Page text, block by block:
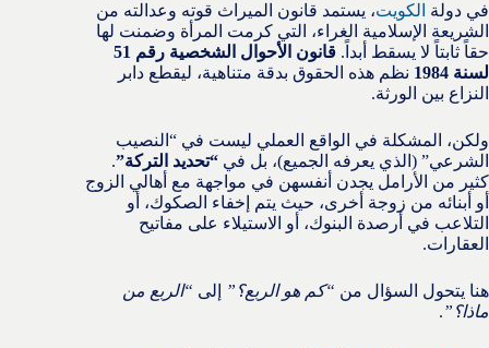
في دولة الكويت، يستمد قانون الميراث قوته وعدالته من
الشريعة الإسلامية الغراء، التي كرمت المرأة وضمنت لها
حقاً ثابتاً لا يسقط أبداً.
قانون الأحوال الشخصية رقم 51
لسنة 1984
نظم هذه الحقوق بدقة متناهية، ليقطع دابر
النزاع بين الورثة.
ولكن، المشكلة في الواقع العملي ليست في “النصيب
الشرعي” (الذي يعرفه الجميع)، بل في “تحديد التركة”.
كثير من الأرامل يجدن أنفسهن في مواجهة مع أهالي الزوج
أو أبنائه من زوجة أخرى، حيث يتم إخفاء الصكوك، أو
التلاعب في أرصدة البنوك، أو الاستيلاء على مفاتيح
العقارات.
هنا يتحول السؤال من “كم هو الربع؟” إلى “الربع من
ماذا؟”.